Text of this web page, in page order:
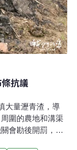
抗議
大量瀝青渣，導
圍的農地和溝渠
會勘後開罰，要